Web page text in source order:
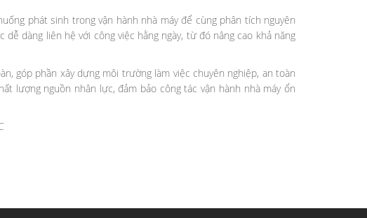
phát sinh trong vận hành nhà máy để cùng phân tích nguyên
dàng liên hệ với công việc hằng ngày, từ đó nâng cao khả năng
góp phần xây dựng môi trường làm việc chuyên nghiệp, an toàn
lượng nguồn nhân lực, đảm bảo công tác vận hành nhà máy ổn